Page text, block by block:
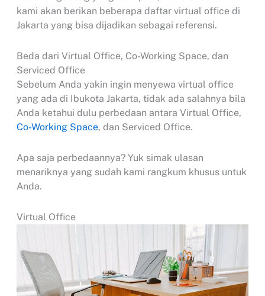
kami akan berikan beberapa daftar virtual office di
Jakarta yang bisa dijadikan sebagai referensi.
Beda dari Virtual Office, Co-Working Space, dan
Serviced Office
Sebelum Anda yakin ingin menyewa virtual office
yang ada di Ibukota Jakarta, tidak ada salahnya bila
Anda ketahui dulu perbedaan antara Virtual Office,
Co-Working Space, dan Serviced Office.
Apa saja perbedaannya? Yuk simak ulasan
menariknya yang sudah kami rangkum khusus untuk
Anda.
Virtual Office